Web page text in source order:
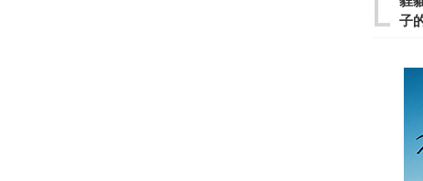
子